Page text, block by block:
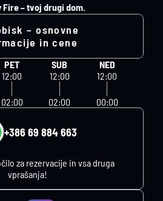
Fire – tvoj drugi dom.
– osnovne
in cene
PET
12:00
02:00
SUB
12:00
02:00
NED
12:00
00:00
+386 69 884 663
za rezervacije in vsa druga
vprašanja!